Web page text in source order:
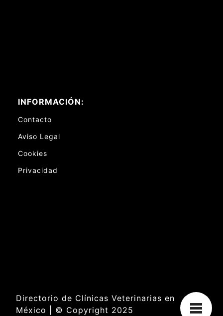
INFORMACIÓN:
Contacto
Aviso Legal
Cookies
Privacidad
Directorio de Clínicas Veterinarias en
México | © Copyright 2025